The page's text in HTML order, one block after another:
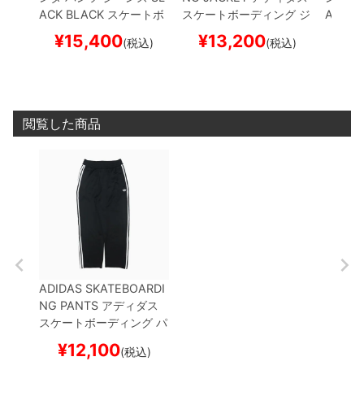
ACK BLACK スケートボ
ード スケボー
¥15,400(税込)
スケートボーディング ジ
ャケット
SUPERFIRE TK
BLACKIJ0958スケート
¥13,200(税込)
ACK
閲覧した商品
ADIDAS SKATEBOARDI
NG PANTS アディダス
スケートボーディング パ
E TKBLACKIJ0975ス
¥12,100(税込)